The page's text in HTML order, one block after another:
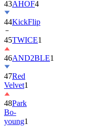
43AHOF4
44KickFlip
45TWICE1
46AND2BLE1
47Red
Velvet1
48Park
Bo-
young1